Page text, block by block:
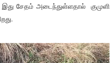
சேதம் அடைந்துள்ளதால் குமுளி